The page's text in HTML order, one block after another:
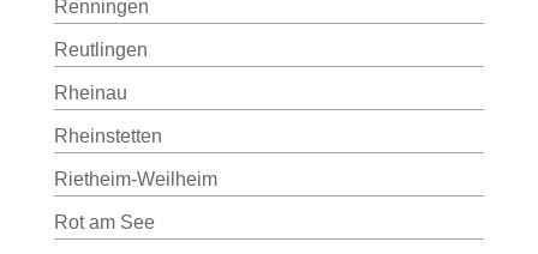
Renningen
Reutlingen
Rheinau
Rheinstetten
Rietheim-Weilheim
Rot am See